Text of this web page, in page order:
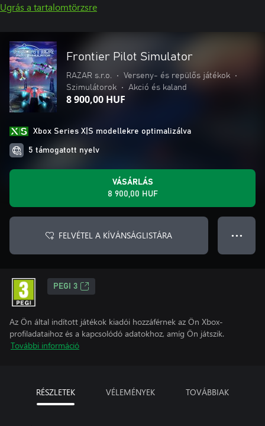
Ugrás a tartalomtörzsre
Frontier Pilot Simulator
RAZAR s.r.o. • Verseny- és repülős játékok
•
Szimulátorok
• Akció és kaland
8 900,00 HUF
Xbox Series X|S modellekre optimalizálva
5 támogatott nyelv
VÁSÁRLÁS
8 900,00 HUF
FELVÉTEL A KÍVÁNSÁGLISTÁRA ● ● ●
PEGI 3
Az Ön által indított játékok kiadói hozzáférnek az Ön Xbox-
profiladataihoz és a kapcsolódó adatokhoz, amíg Ön játszik.
További információ
RÉSZLETEK VÉLEMÉNYEK TOVÁBBIAK